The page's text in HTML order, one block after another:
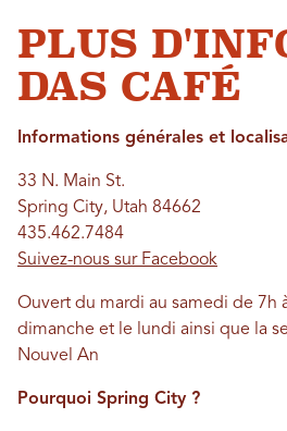
PLUS
DAS CAFÉ
Informations générales et
33 N. Main St.
Spring City, Utah 84662
435.462.7484
Suivez-nous sur Facebook
Ouvert du mardi au samedi de 7h
dimanche et le lundi ainsi que la
Nouvel An
Pourquoi Spring City ?